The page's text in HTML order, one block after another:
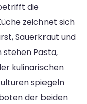
die
zeichnet sich
Sauerkraut und
stehen Pasta,
kulinarischen
spiegeln
der beiden